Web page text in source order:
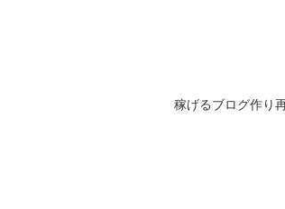
稼げるブログ作り